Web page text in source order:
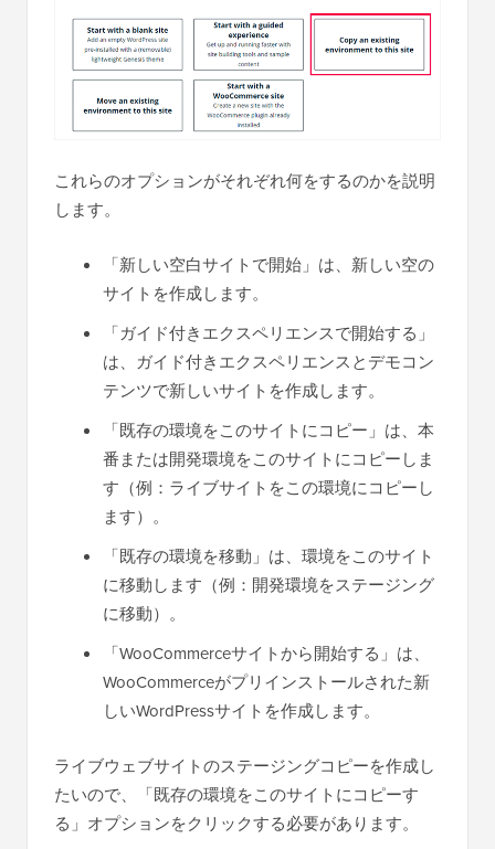
これらのオプションがそれぞれ何をするのかを説明
します。
「新しい空白サイトで開始」は、新しい空の
サイトを作成します。
「ガイド付きエクスペリエンスで開始する」
は、ガイド付きエクスペリエンスとデモコン
テンツで新しいサイトを作成します。
「既存の環境をこのサイトにコピー」は、本
番または開発環境をこのサイトにコピーしま
す（例：ライブサイトをこの環境にコピーし
ます）。
「既存の環境を移動」は、環境をこのサイト
に移動します（例：開発環境をステージング
に移動）。
「WooCommerceサイトから開始する」は、
WooCommerceがプリインストールされた新
しいWordPressサイトを作成します。
ライブウェブサイトのステージングコピーを作成し
たいので、「既存の環境をこのサイトにコピーす
る」オプションをクリックする必要があります。